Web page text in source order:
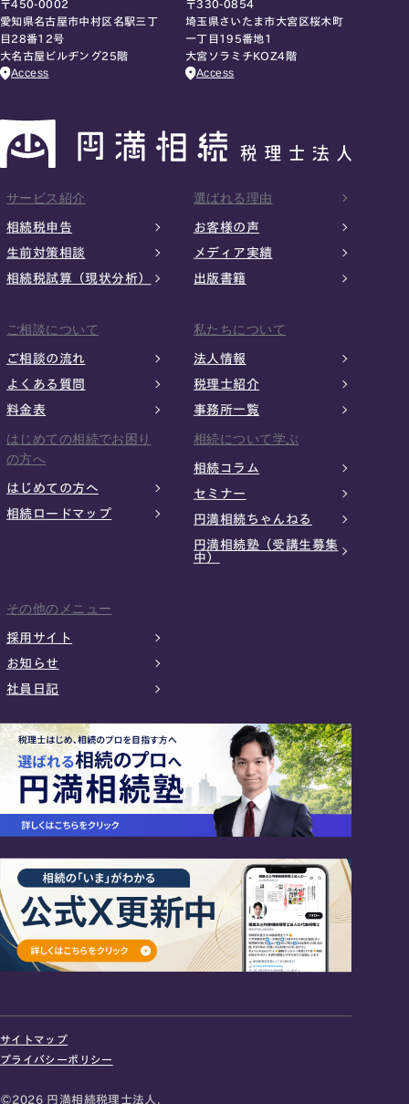
〒450-0002
愛知県名古屋市中村区名駅三丁
目28番12号
大名古屋ビルヂング25階
Access
〒330-0854
埼玉県さいたま市大宮区桜木町
一丁目195番地1
大宮ソラミチKOZ4階
Access
サービス紹介
相続税申告
生前対策相談
相続税試算（現状分析）
選ばれる理由
お客様の声
メディア実績
出版書籍
ご相談について
ご相談の流れ
よくある質問
料金表
私たちについて
法人情報
税理士紹介
事務所一覧
はじめての相続でお困り
の方へ
はじめての方へ
相続ロードマップ
相続について学ぶ
相続コラム
セミナー
円満相続ちゃんねる
円満相続塾（受講生募集
中）
その他のメニュー
採用サイト
お知らせ
社員日記
サイトマップ
プライバシーポリシー
©2026 円満相続税理士法人.